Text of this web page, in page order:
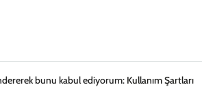
bunu kabul ediyorum: Kullanım Şartları